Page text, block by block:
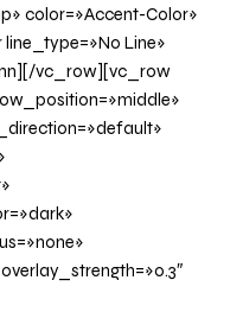
color=»Accent-Color»
line_type=»No Line»
vc_row][vc_row